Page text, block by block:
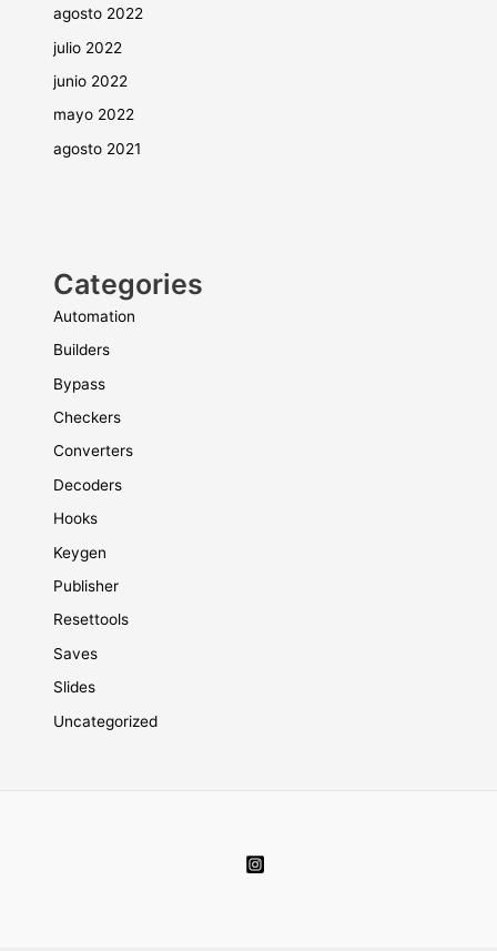
agosto 2022
julio 2022
junio 2022
mayo 2022
agosto 2021
Categories
Automation
Builders
Bypass
Checkers
Converters
Decoders
Hooks
Keygen
Publisher
Resettools
Saves
Slides
Uncategorized